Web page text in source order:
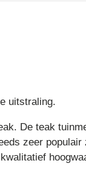
uitstraling.
De teak
zeer